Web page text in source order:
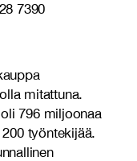
7390
mitattuna.
796 miljoonaa
työntekijää.